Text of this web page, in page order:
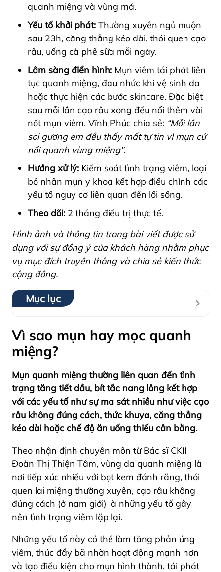
quanh miệng và vùng má.
Yếu tố khởi phát: Thường xuyên ngủ muộn
sau 23h, căng thẳng kéo dài, thói quen cạo
râu, uống cà phê sữa mỗi ngày.
Lâm sàng điển hình: Mụn viêm tái phát liên
tục quanh miệng, đau nhức khi vệ sinh da
hoặc thực hiện các bước skincare. Đặc biệt
sau mỗi lần cạo râu xong đều nổi thêm vài
nốt mụn viêm. Vĩnh Phúc chia sẻ: “Mỗi lần
soi gương em đều thấy mất tự tin vì mụn cứ
nổi quanh vùng miệng”.
Hướng xử lý: Kiểm soát tình trạng viêm, loại
bỏ nhân mụn y khoa kết hợp điều chỉnh các
yếu tố nguy cơ liên quan đến lối sống.
Theo dõi: 2 tháng điều trị thực tế.
Hình ảnh và thông tin trong bài viết được sử
dụng với sự đồng ý của khách hàng nhằm phục
vụ mục đích truyền thông và chia sẻ kiến thức
cộng đồng.
Mục lục
Vì sao mụn hay mọc quanh
miệng?
Mụn quanh miệng thường liên quan đến tình
trạng tăng tiết dầu, bít tắc nang lông kết hợp
với các yếu tố như sự ma sát nhiều như việc cạo
râu không đúng cách, thức khuya, căng thẳng
kéo dài hoặc chế độ ăn uống thiếu cân bằng.
Theo nhận định chuyên môn từ Bác sĩ CKII
Đoàn Thị Thiện Tâm, vùng da quanh miệng là
nơi tiếp xúc nhiều với bọt kem đánh răng, thói
quen lai miệng thường xuyên, cạo râu không
đúng cách (ở nam giới) là những yếu tố gây
nên tình trạng viêm lặp lại.
Những yếu tố này có thể làm tăng phản ứng
viêm, thúc đẩy bã nhờn hoạt động mạnh hơn
và tạo điều kiện cho mụn hình thành, tái phát